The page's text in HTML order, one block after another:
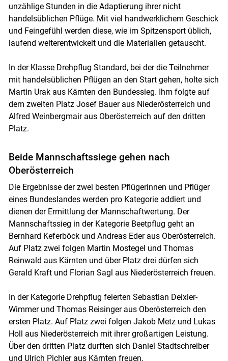
unzählige Stunden in die Adaptierung ihrer nicht
handelsüblichen Pflüge. Mit viel handwerklichem Geschick
und Feingefühl werden diese, wie im Spitzensport üblich,
laufend weiterentwickelt und die Materialien getauscht.
In der Klasse Drehpflug Standard, bei der die Teilnehmer
mit handelsüblichen Pflügen an den Start gehen, holte sich
Martin Urak aus Kärnten den Bundessieg. Ihm folgte auf
dem zweiten Platz Josef Bauer aus Niederösterreich und
Alfred Weinbergmair aus Oberösterreich auf den dritten
Platz.
Beide Mannschaftssiege gehen nach
Oberösterreich
Die Ergebnisse der zwei besten Pflügerinnen und Pflüger
eines Bundeslandes werden pro Kategorie addiert und
dienen der Ermittlung der Mannschaftwertung. Der
Mannschaftssieg in der Kategorie Beetpflug geht an
Bernhard Keferböck und Andreas Eder aus Oberösterreich.
Auf Platz zwei folgen Martin Mostegel und Thomas
Reinwald aus Kärnten und über Platz drei dürfen sich
Gerald Kraft und Florian Sagl aus Niederösterreich freuen.
In der Kategorie Drehpflug feierten Sebastian Deixler-
Wimmer und Thomas Reisinger aus Oberösterreich den
ersten Platz. Auf Platz zwei folgen Jakob Metz und Lukas
Holl aus Niederösterreich mit ihrer großartigen Leistung.
Über den dritten Platz durften sich Daniel Stadtschreiber
und Ulrich Pichler aus Kärnten freuen.